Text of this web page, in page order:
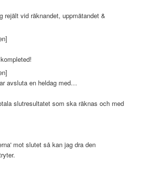
rejält vid räknandet, uppmätandet &
avsluta en heldag med…
slutresultatet som ska räknas och med
mot slutet så kan jag dra den